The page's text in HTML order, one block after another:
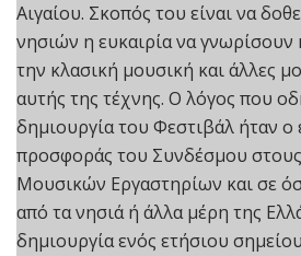
Αιγαίου. Σκοπός του είναι να
νησιών η ευκαιρία να γνωρίσουν
την κλασική μουσική και άλλες
αυτής της τέχνης. Ο λόγος που
δημιουργία του Φεστιβάλ ήταν ο
προσφοράς του Συνδέσμου
Μουσικών Εργαστηρίων και σε
από τα νησιά ή άλλα μέρη της
δημιουργία ενός ετήσιου